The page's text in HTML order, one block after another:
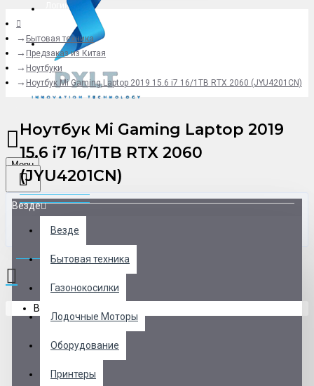
Логин
+79775619766
Menu
Везде
Везде
Бытовая техника
Газонокосилки
Лодочные Моторы
Оборудование
Принтеры
0 товар(ов) - 0 р.
В корзине пусто!
Бытовая техника
Предзаказ из Китая
Ноутбуки
Ноутбук Mi Gaming Laptop 2019 15.6 i7 16/1TB RTX 2060 (JYU4201CN)
Ноутбук Mi Gaming Laptop 2019
15.6 i7 16/1TB RTX 2060
(JYU4201CN)